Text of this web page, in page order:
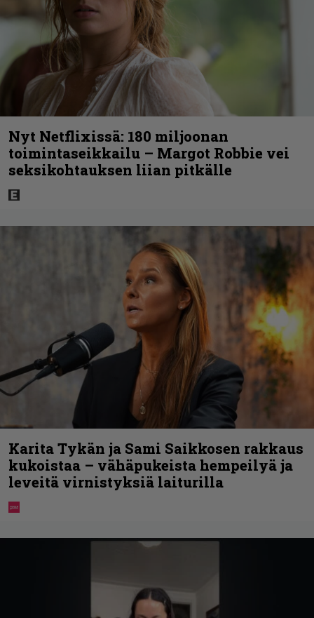
Nyt Netflixissä: 180 miljoonan
toimintaseikkailu – Margot Robbie vei
seksikohtauksen liian pitkälle
Karita Tykän ja Sami Saikkosen rakkaus
kukoistaa – vähäpukeista hempeilyä ja
leveitä virnistyksiä laiturilla